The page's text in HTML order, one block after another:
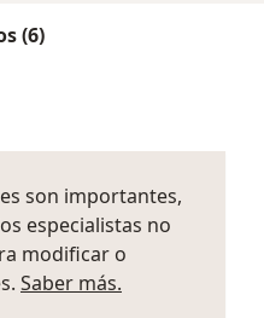
(6)
son importantes,
especialistas no
modificar o
Saber más.